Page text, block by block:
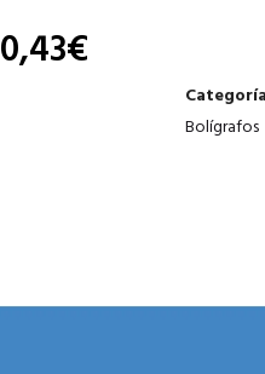
0,43€
Bolígrafos